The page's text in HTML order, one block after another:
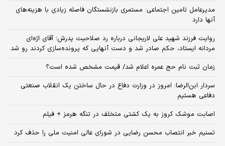
مدیرعامل تامین اجتماعی: مستمری بازنشستگان فاصله زیادی با هزینه‌های
آنها دارد
روایت فرزند شهید علی لاریجانی درباره رد صلاحیت پدرش؛ آقای اژه‌ای
مردانه ایستاد، حکم صادر شد و دست آنهایی که پرونده‌سازی کردند رو شد
زمان ثبت‌ نام حج عمره اعلام شد/ قیمت مشخص شده است؟
سردار ابن‌الرضا: امروز در وزارت دفاع در حال ساختن یک انقلاب صنعتی
دفاعی هستیم
اصابت موشک کروز به یک کشتی متخلف در تنگه هرمز + فیلم
تسنیم خبر انتصاب محسن رضایی در شورای عالی امنیت ملی را حذف کرد